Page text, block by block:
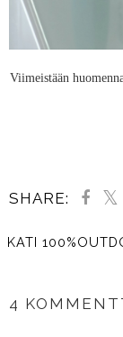
Viimeistään
SHARE:
KATI
4